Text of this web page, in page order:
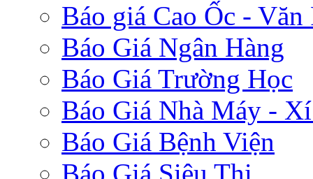
Báo giá Cao Ốc - Văn
Báo Giá Ngân Hàng
Báo Giá Trường Học
Báo Giá Nhà Máy -
Báo Giá Bệnh Viện